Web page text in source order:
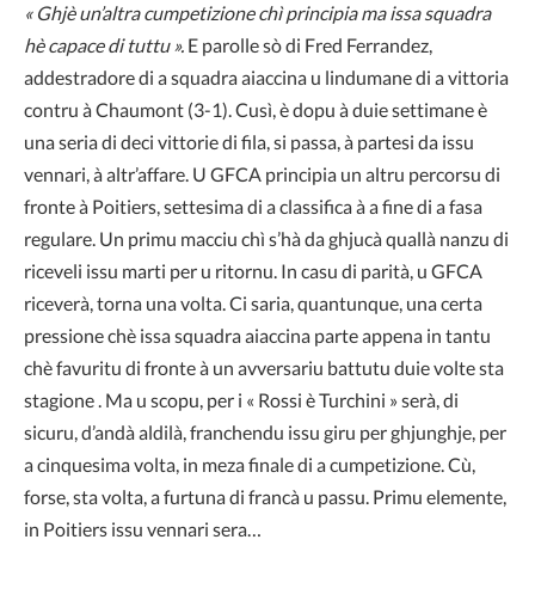
« Ghjè un’altra cumpetizione chì principia ma issa squadra
hè capace di tuttu ». E parolle sò di Fred Ferrandez,
addestradore di a squadra aiaccina u lindumane di a vittoria
contru à Chaumont (3-1). Cusì, è dopu à duie settimane è
una seria di deci vittorie di fila, si passa, à partesi da issu
vennari, à altr’affare. U GFCA principia un altru percorsu di
fronte à Poitiers, settesima di a classifica à a fine di a fasa
regulare. Un primu macciu chì s’hà da ghjucà quallà nanzu di
riceveli issu marti per u ritornu. In casu di parità, u GFCA
riceverà, torna una volta. Ci saria, quantunque, una certa
pressione chè issa squadra aiaccina parte appena in tantu
chè favuritu di fronte à un avversariu battutu duie volte sta
stagione . Ma u scopu, per i « Rossi è Turchini » serà, di
sicuru, d’andà aldilà, franchendu issu giru per ghjunghje, per
a cinquesima volta, in meza finale di a cumpetizione. Cù,
forse, sta volta, a furtuna di francà u passu. Primu elemente,
in Poitiers issu vennari sera…